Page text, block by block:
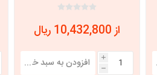
از 10,432,800 ریال
i
h